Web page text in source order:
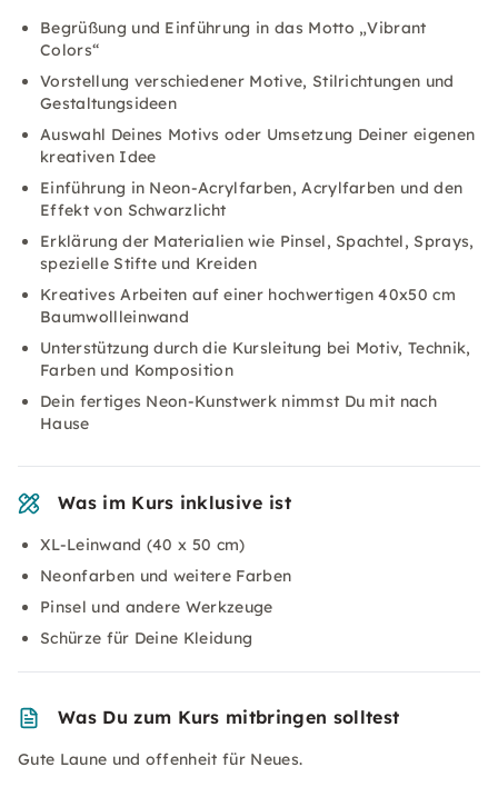
Begrüßung und Einführung in das Motto „Vibrant
Colors“
Vorstellung verschiedener Motive, Stilrichtungen und
Gestaltungsideen
Auswahl Deines Motivs oder Umsetzung Deiner eigenen
kreativen Idee
Einführung in Neon-Acrylfarben, Acrylfarben und den
Effekt von Schwarzlicht
Erklärung der Materialien wie Pinsel, Spachtel, Sprays,
spezielle Stifte und Kreiden
Kreatives Arbeiten auf einer hochwertigen 40x50 cm
Baumwollleinwand
Unterstützung durch die Kursleitung bei Motiv, Technik,
Farben und Komposition
Dein fertiges Neon-Kunstwerk nimmst Du mit nach
Hause
Was im Kurs inklusive ist
XL-Leinwand (40 x 50 cm)
Neonfarben und weitere Farben
Pinsel und andere Werkzeuge
Schürze für Deine Kleidung
Was Du zum Kurs mitbringen solltest
Gute Laune und offenheit für Neues.